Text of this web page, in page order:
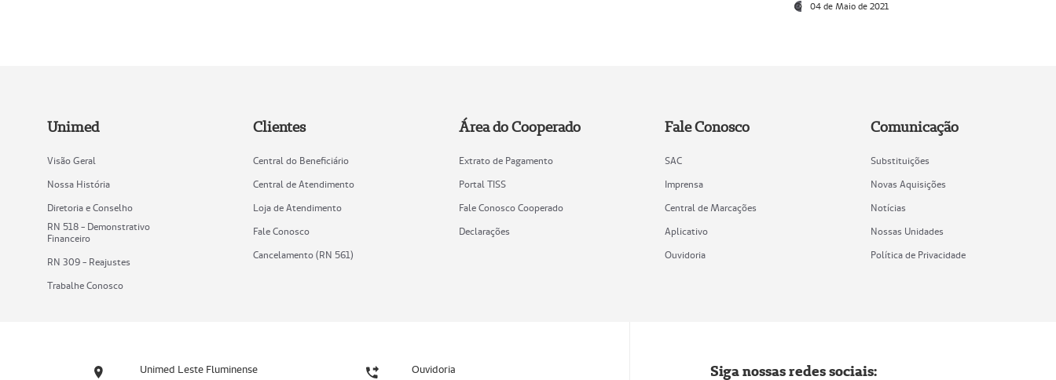
04 de Maio de 2021
Unimed
Visão Geral
Nossa História
Diretoria e Conselho
RN 518 - Demonstrativo
Financeiro
RN 309 - Reajustes
Trabalhe Conosco
Clientes
Central do Beneficiário
Central de Atendimento
Loja de Atendimento
Fale Conosco
Cancelamento (RN 561)
Área do Cooperado
Extrato de Pagamento
Portal TISS
Fale Conosco Cooperado
Declarações
Fale Conosco
SAC
Imprensa
Central de Marcações
Aplicativo
Ouvidoria
Comunicação
Substituições
Novas Aquisições
Notícias
Nossas Unidades
Política de Privacidade
Unimed Leste Fluminense Ouvidoria Siga nossas redes sociais: